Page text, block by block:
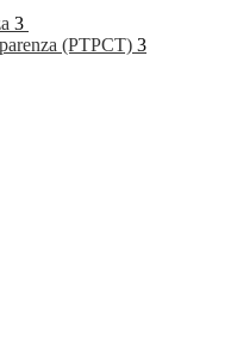
3
(PTPCT) 3